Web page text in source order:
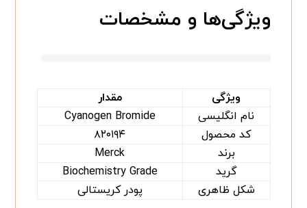
ویژگی‌ها و مشخصات
ویژگی
مقدار
نام انگلیسی
Cyanogen Bromide
کد محصول
۸۲۰۱۹۴
برند
Merck
گرید
Biochemistry Grade
شکل ظاهری
پودر کریستالی